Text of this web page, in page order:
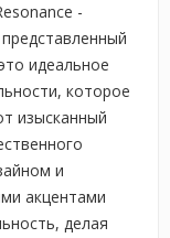
-
идеальное
которое
изысканный
и
акцентами
делая